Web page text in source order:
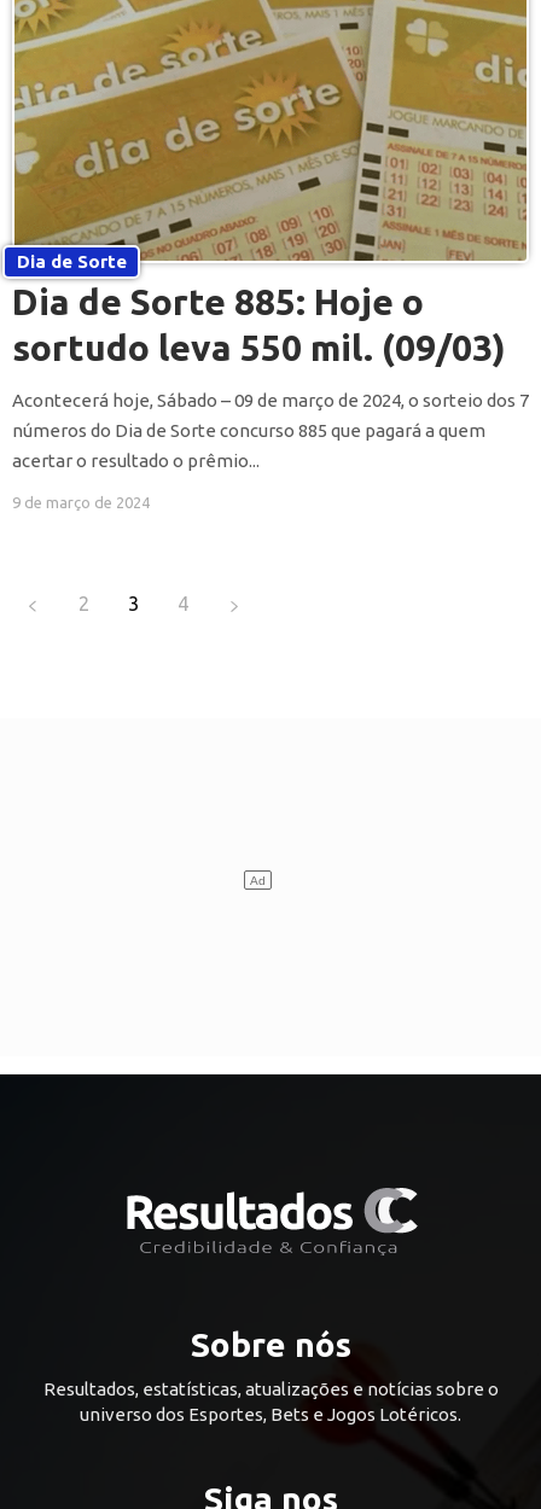
Dia de Sorte
Dia de Sorte 885: Hoje o
sortudo leva 550 mil. (09/03)
Acontecerá hoje, Sábado – 09 de março de 2024, o sorteio dos 7
números do Dia de Sorte concurso 885 que pagará a quem
acertar o resultado o prêmio...
9 de março de 2024
2 3 4
Sobre nós
Resultados, estatísticas, atualizações e notícias sobre o
universo dos Esportes, Bets e Jogos Lotéricos.
Siga nos